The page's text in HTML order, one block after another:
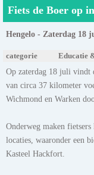
Fiets de Boer op
Hengelo - Zaterdag 18
categorie Educatie
Op zaterdag 18 juli vindt
van circa 37 kilometer
Wichmond en Warken
Onderweg maken
locaties, waaronder een
Kasteel Hackfort.